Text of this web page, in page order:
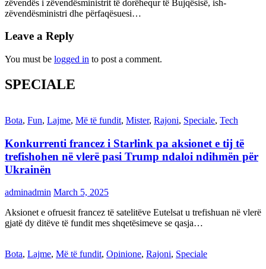
zëvendës i zëvendësministrit të dorëhequr të Bujqësisë, ish-
zëvendësministri dhe përfaqësuesi…
Leave a Reply
You must be logged in to post a comment.
SPECIALE
Bota, Fun, Lajme, Më të fundit, Mister, Rajoni, Speciale, Tech
Konkurrenti francez i Starlink pa aksionet e tij të
trefishohen në vlerë pasi Trump ndaloi ndihmën për
Ukrainën
adminadmin March 5, 2025
Aksionet e ofruesit francez të satelitëve Eutelsat u trefishuan në vlerë
gjatë dy ditëve të fundit mes shqetësimeve se qasja…
Bota, Lajme, Më të fundit, Opinione, Rajoni, Speciale